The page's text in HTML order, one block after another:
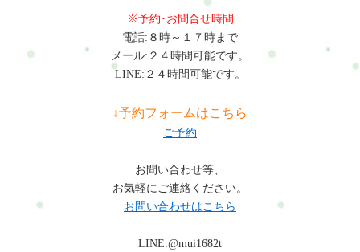
ができますよろしければ是非、登録してくださいね今は必要な
いけど、今後利用するかもって考えのあなたブックマーク登録
やLINE登録をお勧めします(^^)その他のメニューその他のメニ
※予約･お問合せ時間
電話:８時～１７時まで
メール:２４時間可能です。
LINE:２４時間可能です。
↓予約フォームはこちら
ご予約
お問い合わせ等、
お気軽にご連絡ください。
お問い合わせはこちら
LINE:@mui1682t